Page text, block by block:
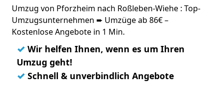
Umzug von Pforzheim nach Roßleben-Wiehe : Top-
Umzugsunternehmen ➨ Umzüge ab 86€ –
Kostenlose Angebote in 1 Min.
✓ Wir helfen Ihnen, wenn es um Ihren
Umzug geht!
✓ Schnell & unverbindlich Angebote